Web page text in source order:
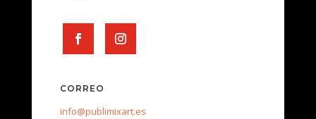
CORREO
info@publimixart.es